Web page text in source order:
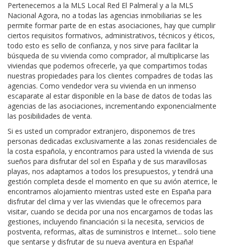
Pertenecemos a la MLS Local Red El Palmeral y a la MLS
Nacional Agora, no a todas las agencias inmobiliarias se les
permite formar parte de en estas asociaciones, hay que cumplir
ciertos requisitos formativos, administrativos, técnicos y éticos,
todo esto es sello de confianza, y nos sirve para facilitar la
búsqueda de su vivienda como comprador, al multiplicarse las
viviendas que podemos ofrecerle, ya que compartimos todas
nuestras propiedades para los clientes compadres de todas las
agencias. Como vendedor vera su vivienda en un inmenso
escaparate al estar disponible en la base de datos de todas las
agencias de las asociaciones, incrementando exponencialmente
las posibilidades de venta.
Si es usted un comprador extranjero, disponemos de tres
personas dedicadas exclusivamente a las zonas residenciales de
la costa española, y encontramos para usted la vivienda de sus
sueños para disfrutar del sol en España y de sus maravillosas
playas, nos adaptamos a todos los presupuestos, y tendrá una
gestión completa desde el momento en que su avión aterrice, le
encontramos alojamiento mientras usted este en España para
disfrutar del clima y ver las viviendas que le ofrecemos para
visitar, cuando se decida por una nos encargamos de todas las
gestiones, incluyendo financiación si la necesita, servicios de
postventa, reformas, altas de suministros e Internet... solo tiene
que sentarse y disfrutar de su nueva aventura en España!